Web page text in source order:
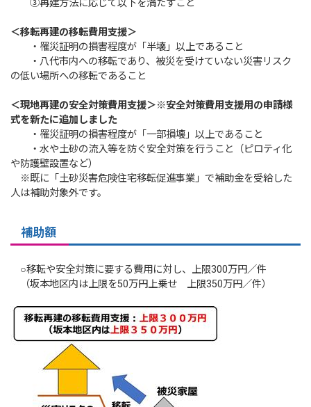
③再建方法に応じて以下を満たすこと
＜移転再建の移転費用支援＞
・罹災証明の損害程度が「半壊」以上であること
・八代市内への移転であり、被災を受けていない災害リスク
の低い場所への移転であること
＜現地再建の安全対策費用支援＞※安全対策費用支援用の申請様
式を新たに追加しました
・罹災証明の損害程度が「一部損壊」以上であること
・水や土砂の流入等を防ぐ安全対策を行うこと（ピロティ化
や防護壁設置など）
※既に「土砂災害危険住宅移転促進事業」で補助金を受給した
人は補助対象外です。
補助額
○移転や安全対策に要する費用に対し、上限300万円／件
（坂本地区内は上限を50万円上乗せ 上限350万円／件）